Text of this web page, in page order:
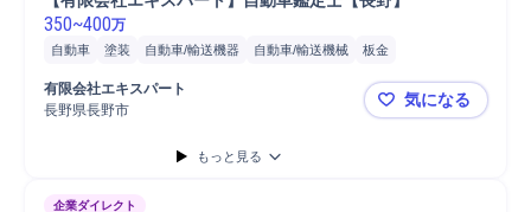
350~400万
自動車 塗装 自動車/輸送機器 自動車/輸送機械 板金
有限会社エキスパート
長野県長野市
【有限会社
気になる
もっと見る
企業ダイレクト